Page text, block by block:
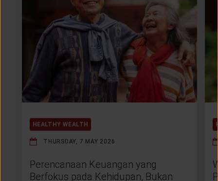
HEALTHY WEALTH
THURSDAY, 7 MAY 2026
Perencanaan Keuangan yang
Berfokus pada Kehidupan, Bukan